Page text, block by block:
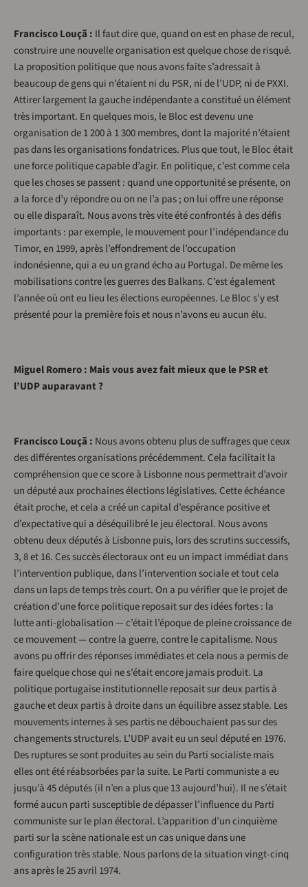
Francisco Louçã : Il faut dire que, quand on est en phase de recul,
construire une nouvelle organisation est quelque chose de risqué.
La proposition politique que nous avons faite s’adressait à
beaucoup de gens qui n’étaient ni du PSR, ni de l’UDP, ni de PXXI.
Attirer largement la gauche indépendante a constitué un élément
très important. En quelques mois, le Bloc est devenu une
organisation de 1 200 à 1 300 membres, dont la majorité n’étaient
pas dans les organisations fondatrices. Plus que tout, le Bloc était
une force politique capable d’agir. En politique, c’est comme cela
que les choses se passent : quand une opportunité se présente, on
a la force d’y répondre ou on ne l’a pas ; on lui offre une réponse
ou elle disparaît. Nous avons très vite été confrontés à des défis
importants : par exemple, le mouvement pour l’indépendance du
Timor, en 1999, après l’effondrement de l’occupation
indonésienne, qui a eu un grand écho au Portugal. De même les
mobilisations contre les guerres des Balkans. C’est également
l’année où ont eu lieu les élections européennes. Le Bloc s’y est
présenté pour la première fois et nous n’avons eu aucun élu.
Miguel Romero : Mais vous avez fait mieux que le PSR et
l’UDP auparavant ?
Francisco Louçã : Nous avons obtenu plus de suffrages que ceux
des différentes organisations précédemment. Cela facilitait la
compréhension que ce score à Lisbonne nous permettrait d’avoir
un député aux prochaines élections législatives. Cette échéance
était proche, et cela a créé un capital d’espérance positive et
d’expectative qui a déséquilibré le jeu électoral. Nous avons
obtenu deux députés à Lisbonne puis, lors des scrutins successifs,
3, 8 et 16. Ces succès électoraux ont eu un impact immédiat dans
l’intervention publique, dans l’intervention sociale et tout cela
dans un laps de temps très court. On a pu vérifier que le projet de
création d’une force politique reposait sur des idées fortes : la
lutte anti-globalisation — c’était l’époque de pleine croissance de
ce mouvement — contre la guerre, contre le capitalisme. Nous
avons pu offrir des réponses immédiates et cela nous a permis de
faire quelque chose qui ne s’était encore jamais produit. La
politique portugaise institutionnelle reposait sur deux partis à
gauche et deux partis à droite dans un équilibre assez stable. Les
mouvements internes à ses partis ne débouchaient pas sur des
changements structurels. L’UDP avait eu un seul député en 1976.
Des ruptures se sont produites au sein du Parti socialiste mais
elles ont été réabsorbées par la suite. Le Parti communiste a eu
jusqu’à 45 députés (il n’en a plus que 13 aujourd’hui). Il ne s’était
formé aucun parti susceptible de dépasser l’influence du Parti
communiste sur le plan électoral. L’apparition d’un cinquième
parti sur la scène nationale est un cas unique dans une
configuration très stable. Nous parlons de la situation vingt-cinq
ans après le 25 avril 1974.